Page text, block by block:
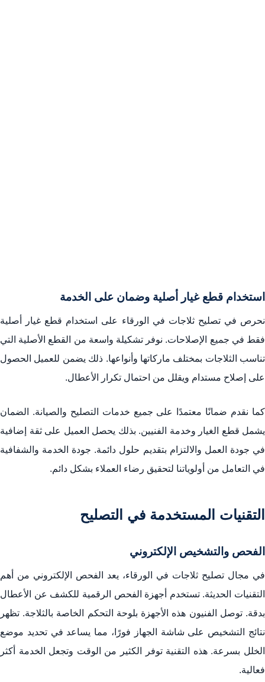
استخدام قطع غيار أصلية وضمان على الخدمة
نحرص في تصليح ثلاجات في الورقاء على استخدام قطع غيار أصلية
فقط في جميع الإصلاحات. نوفر تشكيلة واسعة من القطع الأصلية التي
تناسب الثلاجات بمختلف ماركاتها وأنواعها. ذلك يضمن للعميل الحصول
على إصلاح مستدام ويقلل من احتمال تكرار الأعطال.
كما نقدم ضمانًا معتمدًا على جميع خدمات التصليح والصيانة. الضمان
يشمل قطع الغيار وخدمة الفنيين. بذلك يحصل العميل على ثقة إضافية
في جودة العمل والالتزام بتقديم حلول دائمة. جودة الخدمة والشفافية
في التعامل من أولوياتنا لتحقيق رضاء العملاء بشكل دائم.
التقنيات المستخدمة في التصليح
الفحص والتشخيص الإلكتروني
في مجال تصليح ثلاجات في الورقاء، يعد الفحص الإلكتروني من أهم
التقنيات الحديثة. تستخدم أجهزة الفحص الرقمية للكشف عن الأعطال
بدقة. توصل الفنيون هذه الأجهزة بلوحة التحكم الخاصة بالثلاجة. تظهر
نتائج التشخيص على شاشة الجهاز فورًا، مما يساعد في تحديد موضع
الخلل بسرعة. هذه التقنية توفر الكثير من الوقت وتجعل الخدمة أكثر
فعالية.